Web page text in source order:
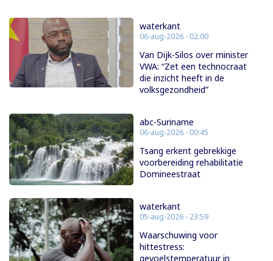
waterkant
06-aug-2026 - 02:00
Van Dijk-Silos over minister
VWA: “Zet een technocraat
die inzicht heeft in de
volksgezondheid”
abc-Suriname
06-aug-2026 - 00:45
Tsang erkent gebrekkige
voorbereiding rehabilitatie
Domineestraat
waterkant
05-aug-2026 - 23:59
Waarschuwing voor
hittestress:
gevoelstemperatuur in